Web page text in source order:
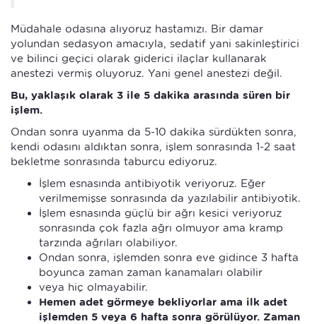
Müdahale odasına alıyoruz hastamızı. Bir damar
yolundan sedasyon amacıyla, sedatif yani sakinleştirici
ve bilinci geçici olarak giderici ilaçlar kullanarak
anestezi vermiş oluyoruz. Yani genel anestezi değil.
Bu, yaklaşık olarak 3 ile 5 dakika arasında süren bir
işlem.
Ondan sonra uyanma da 5-10 dakika sürdükten sonra,
kendi odasını aldıktan sonra, işlem sonrasında 1-2 saat
bekletme sonrasında taburcu ediyoruz.
İşlem esnasında antibiyotik veriyoruz. Eğer
verilmemişse sonrasında da yazılabilir antibiyotik.
İşlem esnasında güçlü bir ağrı kesici veriyoruz
sonrasında çok fazla ağrı olmuyor ama kramp
tarzında ağrıları olabiliyor.
Ondan sonra, işlemden sonra eve gidince 3 hafta
boyunca zaman zaman kanamaları olabilir
veya hiç olmayabilir.
Hemen adet görmeye bekliyorlar ama ilk adet
işlemden 5 veya 6 hafta sonra görülüyor. Zaman